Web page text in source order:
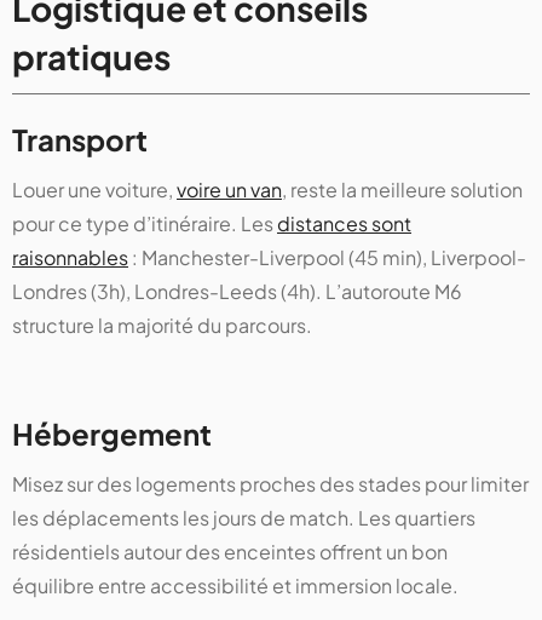
pratiques
Transport
Louer une voiture,voire un van, reste la meilleure solution
pour ce type d’itinéraire. Lesdistances sont
raisonnables: Manchester-Liverpool (45 min), Liverpool-
Londres (3h), Londres-Leeds (4h). L’autoroute M6
structure la majorité du parcours.
Hébergement
Misez sur des logements proches des stades pour limiter
les déplacements les jours de match. Les quartiers
résidentiels autour des enceintes offrent un bon
équilibre entre accessibilité et immersion locale.